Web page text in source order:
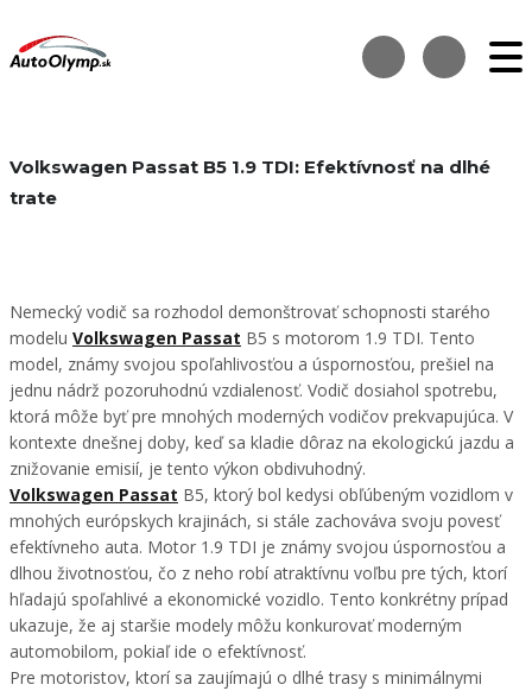
Volkswagen Passat B5 1.9 TDI: Efektívnosť na dlhé
trate
Nemecký vodič sa rozhodol demonštrovať schopnosti starého
modelu Volkswagen Passat B5 s motorom 1.9 TDI. Tento
model, známy svojou spoľahlivosťou a úspornosťou, prešiel na
jednu nádrž pozoruhodnú vzdialenosť. Vodič dosiahol spotrebu,
ktorá môže byť pre mnohých moderných vodičov prekvapujúca. V
kontexte dnešnej doby, keď sa kladie dôraz na ekologickú jazdu a
znižovanie emisií, je tento výkon obdivuhodný.
Volkswagen Passat B5, ktorý bol kedysi obľúbeným vozidlom v
mnohých európskych krajinách, si stále zachováva svoju povesť
efektívneho auta. Motor 1.9 TDI je známy svojou úspornosťou a
dlhou životnosťou, čo z neho robí atraktívnu voľbu pre tých, ktorí
hľadajú spoľahlivé a ekonomické vozidlo. Tento konkrétny prípad
ukazuje, že aj staršie modely môžu konkurovať moderným
automobilom, pokiaľ ide o efektívnosť.
Pre motoristov, ktorí sa zaujímajú o dlhé trasy s minimálnymi